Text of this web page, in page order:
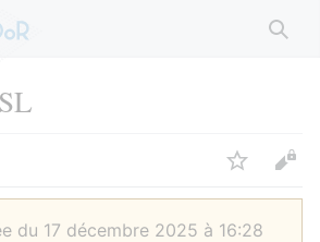
Suivre
du 17 décembre 2025 à 16:28